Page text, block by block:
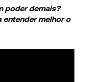
poder demais?
melhor o